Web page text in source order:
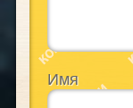
Имя